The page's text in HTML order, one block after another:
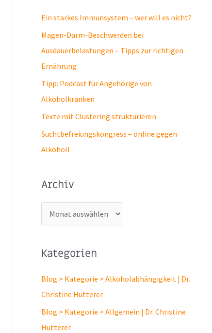
Ein starkes Immunsystem – wer will es nicht?
Magen-Darm-Beschwerden bei
Ausdauerbelastungen – Tipps zur richtigen
Ernährung
Tipp: Podcast für Angehörige von
Alkoholkranken
Texte mit Clustering strukturieren
Suchtbefreiungs­kongress – online gegen
Alkohol!
Archiv
r
h
Kategorien
Blog > Kategorie > Alkoholabhängigkeit | Dr.
Christine Hutterer
Blog > Kategorie > Allgemein | Dr. Christine
Hutterer